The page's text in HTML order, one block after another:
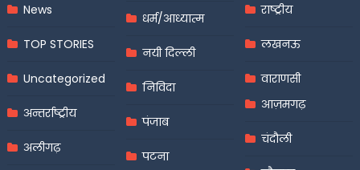
News
TOP STORIES
Uncategorized
अन्तर्राष्ट्रीय
अलीगढ़
धर्म/आध्यात्म
नयी दिल्ली
निविदा
पंजाब
पटना
राष्ट्रीय
लखनऊ
वाराणसी
आज़मगढ़
चंदौली